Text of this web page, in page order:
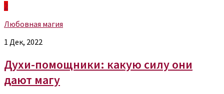
2
Любовная магия
1 Дек, 2022
Духи-помощники: какую силу они
дают магу